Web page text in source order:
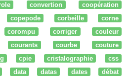
convertion
coopération
copepode corbeille
corne
corompu corriger
couleur
courants courbe
couture
cpie cristalographie
css
data datas dates
débat